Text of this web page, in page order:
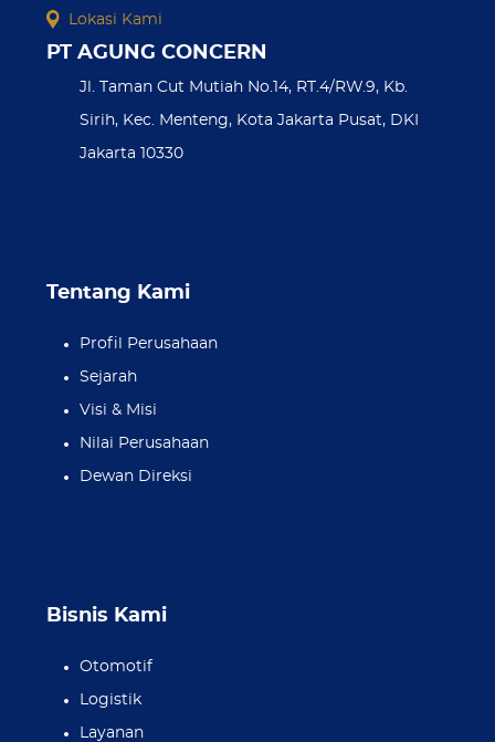
Lokasi Kami
PT AGUNG CONCERN
Jl. Taman Cut Mutiah No.14, RT.4/RW.9, Kb.
Sirih, Kec. Menteng, Kota Jakarta Pusat, DKI
Jakarta 10330
Tentang Kami
Profil Perusahaan
Sejarah
Visi & Misi
Nilai Perusahaan
Dewan Direksi
Bisnis Kami
Otomotif
Logistik
Layanan